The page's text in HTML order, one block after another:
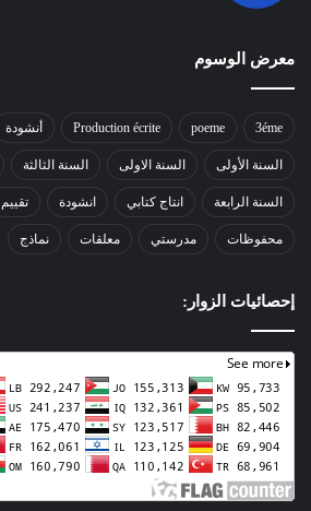
معرض الوسوم
3éme
poeme
Production écrite أنشودة
السنة الأولى السنة الاولى السنة الثالثة
السنة الرابعة انتاج كتابي انشودة تقييم
محفوظات مدرستي معلقات نماذج
إحصائيات الزوار: